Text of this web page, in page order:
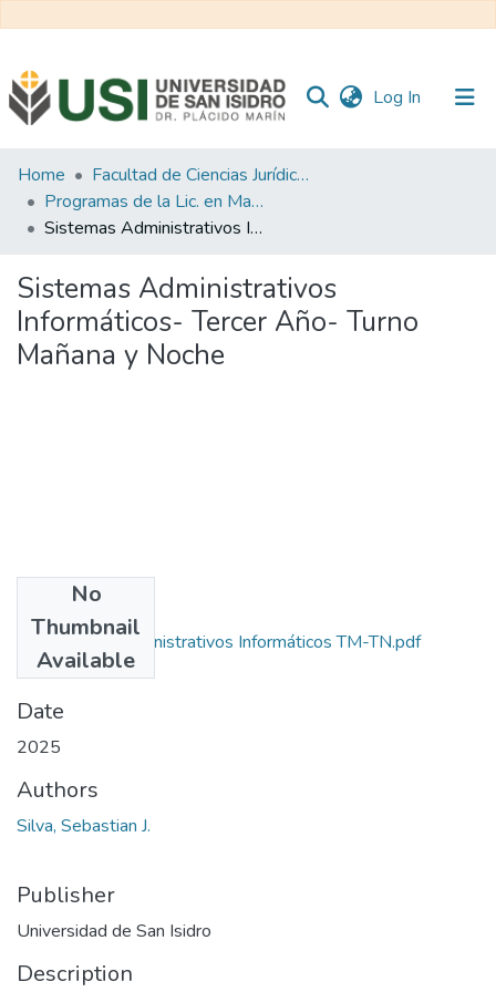
Log In (current)
Communities
&
Collections
Statistics
Home
Facultad de Ciencias Jurídicas y de la Administración
Programas de la Lic. en Marketing
Sistemas Administrativos Informáticos- Tercer Año- Turno Mañana y Noche
Sistemas Administrativos
Informáticos- Tercer Año- Turno
Mañana y Noche
No
Thumbnail
Available
Sistemas Administrativos Informáticos TM-TN.pdf
(195.42 KB)
Date
2025
Authors
Silva, Sebastian J.
Publisher
Universidad de San Isidro
Description